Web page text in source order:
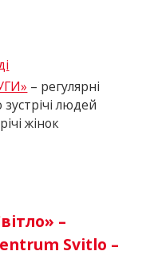
– регулярні
зустрічі людей
жінок
–
Svitlo –